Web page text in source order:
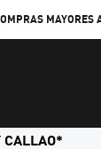
MAYORES
CALLAO*